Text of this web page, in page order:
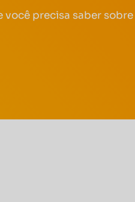
você precisa saber sobre